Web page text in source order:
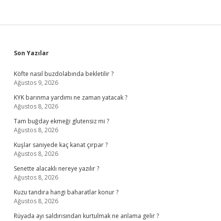
Sidebar
Son Yazılar
Köfte nasıl buzdolabında bekletilir ?
Ağustos 9, 2026
KYK barınma yardımı ne zaman yatacak ?
Ağustos 8, 2026
Tam buğday ekmeği glutensiz mi ?
Ağustos 8, 2026
Kuşlar saniyede kaç kanat çırpar ?
Ağustos 8, 2026
Senette alacaklı nereye yazılır ?
Ağustos 8, 2026
Kuzu tandıra hangi baharatlar konur ?
Ağustos 8, 2026
Rüyada ayı saldırısından kurtulmak ne anlama gelir ?